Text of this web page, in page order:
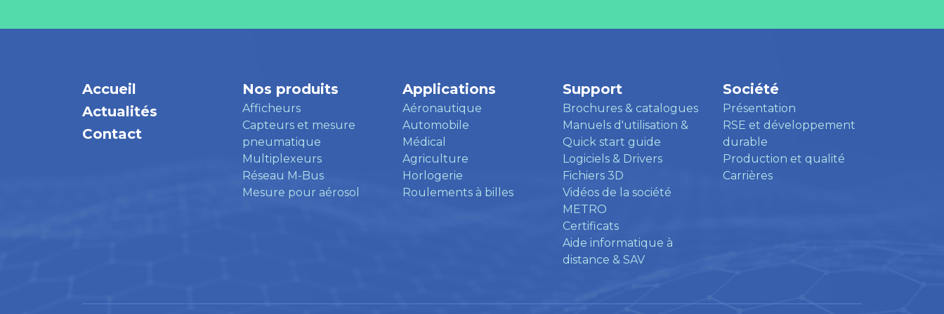
Accueil
Actualités
Contact
Nos produits
Afficheurs
Capteurs et mesure
pneumatique
Multiplexeurs
Réseau M-Bus
Mesure pour aérosol
Applications
Aéronautique
Automobile
Médical
Agriculture
Horlogerie
Roulements à billes
Support
Brochures & catalogues
Manuels d'utilisation &
Quick start guide
Logiciels & Drivers
Fichiers 3D
Vidéos de la société
METRO
Certificats
Aide informatique à
distance & SAV
Société
Présentation
RSE et développement
durable
Production et qualité
Carrières